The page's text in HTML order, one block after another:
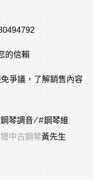
的信賴
爭議，了解銷售內容
琴調音/#鋼琴維
中古鋼琴黃先生